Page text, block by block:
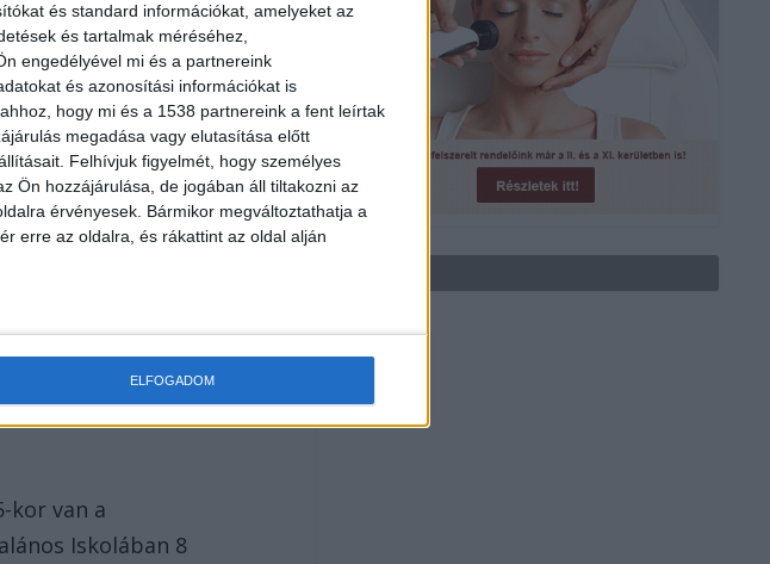
és standard információkat, amelyeket az
és tartalmak méréséhez,
engedélyével mi és a partnereink
és azonosítási információkat is
hogy mi és a 1538 partnereink a fent leírtak
megadása vagy elutasítása előtt
Felhívjuk figyelmét, hogy személyes
Ön hozzájárulása, de jogában áll tiltakozni az
érvényesek. Bármikor megváltoztathatja a
erre az oldalra, és rákattint az oldal alján
ELFOGADOM
itt a
hogy a reggeli
vagyunk egy
ezres a
Nálunk
kor van a
Iskolában 8